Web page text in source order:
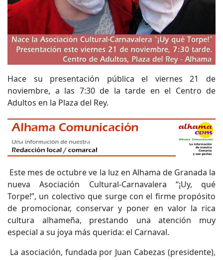
Hace su presentación pública el viernes 21 de
noviembre, a las 7:30 de la tarde en el Centro de
Adultos en la Plaza del Rey.
Este mes de octubre ve la luz en Alhama de Granada la
nueva Asociación Cultural-Carnavalera “¡Uy, qué
Torpe!”, un colectivo que surge con el firme propósito
de promocionar, conservar y poner en valor la rica
cultura alhameña, prestando una atención muy
especial a su joya más querida: el Carnaval.
La asociación, fundada por Juan Cabezas (presidente),